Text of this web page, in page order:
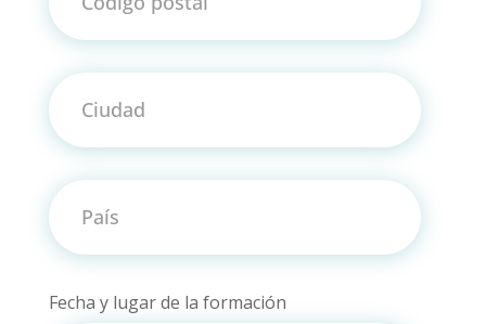
Fecha y lugar de la formación